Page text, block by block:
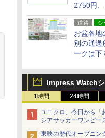
2750円、
た20周
道路 シ
お盆各地
別の通過
ークは下
Impress Watch
1時間 24時間
ユニクロ、今日から「
シアサッカーワンピー
ショーツは1990円に
東映の歴代オープニン